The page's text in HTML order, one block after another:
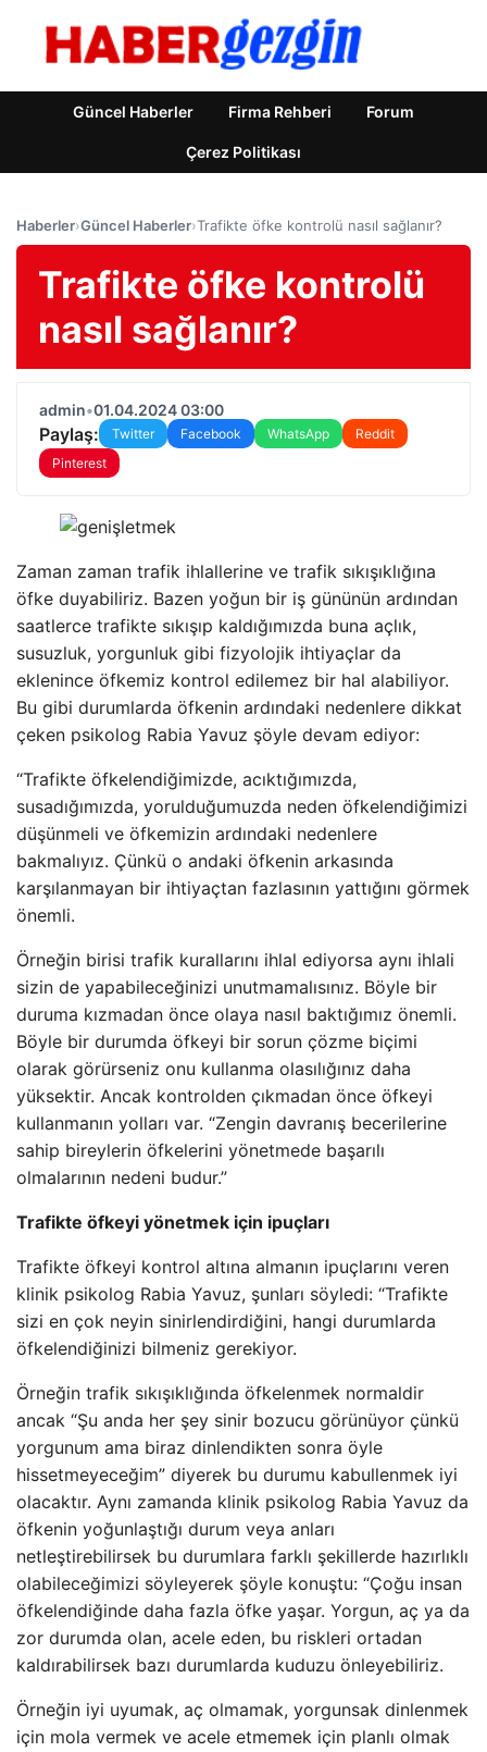
Güncel Haberler Firma Rehberi Forum
Çerez Politikası
Haberler›Güncel Haberler›Trafikte öfke kontrolü nasıl sağlanır?
Trafikte öfke kontrolü
nasıl sağlanır?
admin•01.04.2024 03:00
Paylaş: Twitter Facebook WhatsApp
Reddit
Pinterest
Zaman zaman trafik ihlallerine ve trafik sıkışıklığına
öfke duyabiliriz. Bazen yoğun bir iş gününün ardından
saatlerce trafikte sıkışıp kaldığımızda buna açlık,
susuzluk, yorgunluk gibi fizyolojik ihtiyaçlar da
eklenince öfkemiz kontrol edilemez bir hal alabiliyor.
Bu gibi durumlarda öfkenin ardındaki nedenlere dikkat
çeken psikolog Rabia Yavuz şöyle devam ediyor:
“Trafikte öfkelendiğimizde, acıktığımızda,
susadığımızda, yorulduğumuzda neden öfkelendiğimizi
düşünmeli ve öfkemizin ardındaki nedenlere
bakmalıyız. Çünkü o andaki öfkenin arkasında
karşılanmayan bir ihtiyaçtan fazlasının yattığını görmek
önemli.
Örneğin birisi trafik kurallarını ihlal ediyorsa aynı ihlali
sizin de yapabileceğinizi unutmamalısınız. Böyle bir
duruma kızmadan önce olaya nasıl baktığımız önemli.
Böyle bir durumda öfkeyi bir sorun çözme biçimi
olarak görürseniz onu kullanma olasılığınız daha
yüksektir. Ancak kontrolden çıkmadan önce öfkeyi
kullanmanın yolları var. “Zengin davranış becerilerine
sahip bireylerin öfkelerini yönetmede başarılı
olmalarının nedeni budur.”
Trafikte öfkeyi yönetmek için ipuçları
Trafikte öfkeyi kontrol altına almanın ipuçlarını veren
klinik psikolog Rabia Yavuz, şunları söyledi: “Trafikte
sizi en çok neyin sinirlendirdiğini, hangi durumlarda
öfkelendiğinizi bilmeniz gerekiyor.
Örneğin trafik sıkışıklığında öfkelenmek normaldir
ancak “Şu anda her şey sinir bozucu görünüyor çünkü
yorgunum ama biraz dinlendikten sonra öyle
hissetmeyeceğim” diyerek bu durumu kabullenmek iyi
olacaktır. Aynı zamanda klinik psikolog Rabia Yavuz da
öfkenin yoğunlaştığı durum veya anları
netleştirebilirsek bu durumlara farklı şekillerde hazırlıklı
olabileceğimizi söyleyerek şöyle konuştu: “Çoğu insan
öfkelendiğinde daha fazla öfke yaşar. Yorgun, aç ya da
zor durumda olan, acele eden, bu riskleri ortadan
kaldırabilirsek bazı durumlarda kuduzu önleyebiliriz.
Örneğin iyi uyumak, aç olmamak, yorgunsak dinlenmek
için mola vermek ve acele etmemek için planlı olmak